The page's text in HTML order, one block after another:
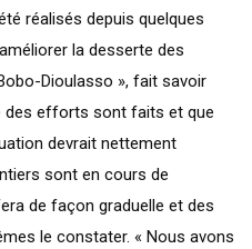
réalisés depuis quelques
la desserte des
Dioulasso », fait savoir
des efforts sont faits et que
devrait nettement
sont en cours de
de façon graduelle et des
le constater. « Nous avons